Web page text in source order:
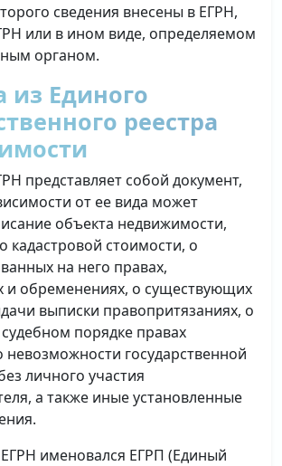
сведения внесены в ЕГРН,
или в ином виде, определяемом
органом.
из Единого
реестра
представляет собой документ,
от ее вида может
объекта недвижимости,
кадастровой стоимости, о
на него правах,
и обременениях, о существующих
выписки правопритязаниях, о
порядке правах
невозможности государственной
личного участия
а также иные установленные
именовался ЕГРП (Единый